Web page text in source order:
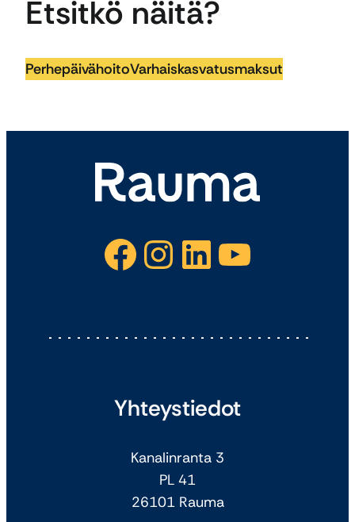
Etsitkö näitä?
PerhepäivähoitoVarhaiskasvatusmaksut
Facebook Instagram LinkedIn YouTube
Yhteystiedot
Kanalinranta 3
PL 41
26101 Rauma